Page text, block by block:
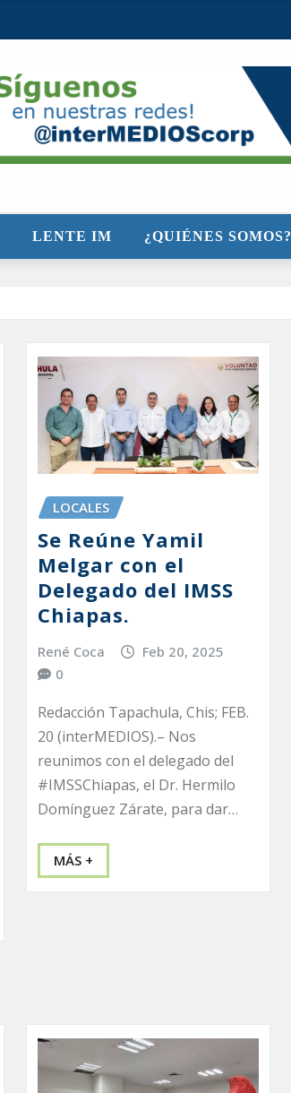
LENTE IM ¿QUIÉNES SOMOS?
LOCALES
Se Reúne Yamil
Melgar con el
Delegado del IMSS
Chiapas.
René Coca
Feb 20, 2025
0
Redacción Tapachula, Chis; FEB.
20 (interMEDIOS).– Nos
reunimos con el delegado del
#IMSSChiapas, el Dr. Hermilo
Domínguez Zárate, para dar…
MÁS +